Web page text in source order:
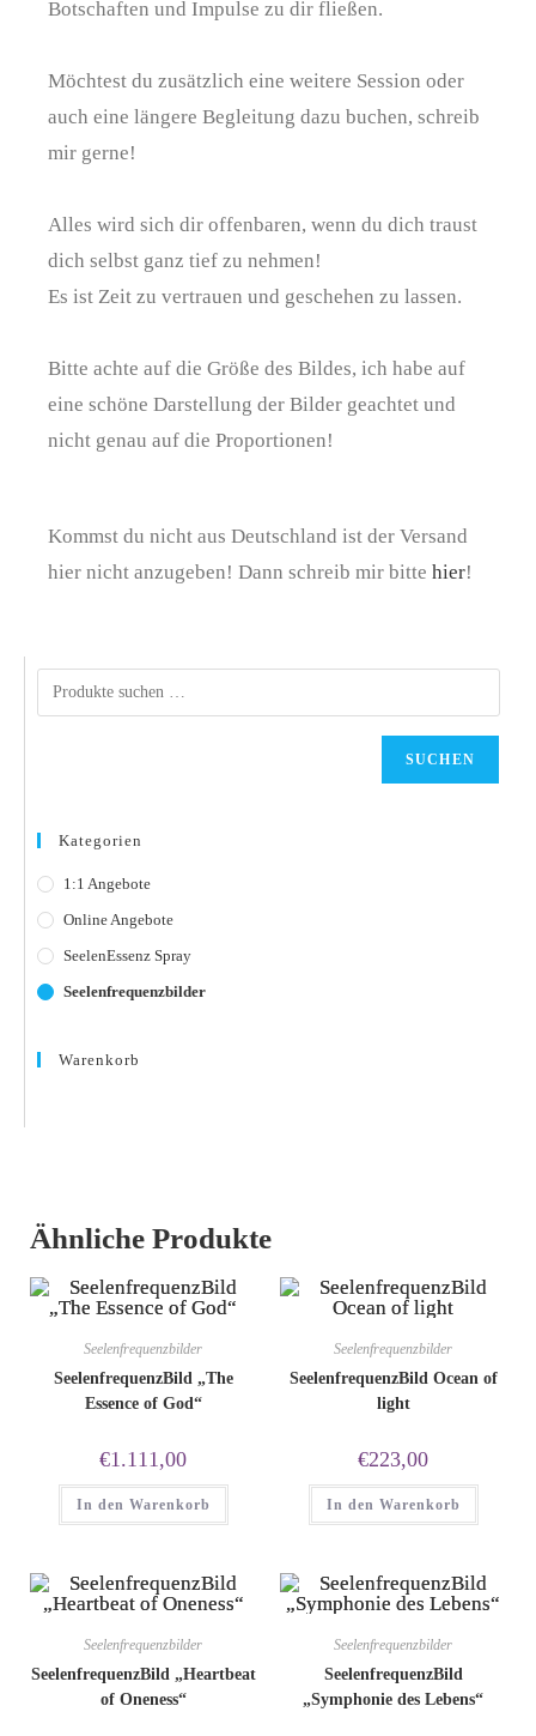
Botschaften und Impulse zu dir fließen.
Möchtest du zusätzlich eine weitere Session oder
auch eine längere Begleitung dazu buchen, schreib
mir gerne!
Alles wird sich dir offenbaren, wenn du dich traust
dich selbst ganz tief zu nehmen!
Es ist Zeit zu vertrauen und geschehen zu lassen.
Bitte achte auf die Größe des Bildes, ich habe auf
eine schöne Darstellung der Bilder geachtet und
nicht genau auf die Proportionen!
Kommst du nicht aus Deutschland ist der Versand
hier nicht anzugeben! Dann schreib mir bitte hier!
SUCHEN
Kategorien
1:1 Angebote
Online Angebote
SeelenEssenz Spray
Seelenfrequenzbilder
Warenkorb
Ähnliche Produkte
Seelenfrequenzbilder
SeelenfrequenzBild „The
Essence of God“
€1.111,00
In den Warenkorb
Seelenfrequenzbilder
SeelenfrequenzBild Ocean of
light
€223,00
In den Warenkorb
Seelenfrequenzbilder
SeelenfrequenzBild „Heartbeat
of Oneness“
Seelenfrequenzbilder
SeelenfrequenzBild
„Symphonie des Lebens“